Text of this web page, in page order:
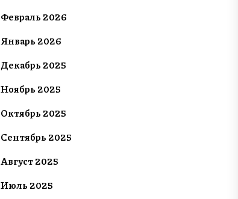
Февраль 2026
Январь 2026
Декабрь 2025
Ноябрь 2025
Октябрь 2025
Сентябрь 2025
Август 2025
Июль 2025